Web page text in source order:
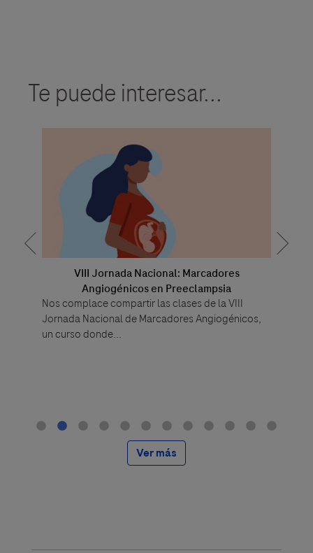
Te puede interesar...
VIII Jornada Nacional: Marcadores
Angiogénicos en Preeclampsia
Nos complace compartir las clases de la VIII
Jornada Nacional de Marcadores Angiogénicos,
un curso donde...
Ver más